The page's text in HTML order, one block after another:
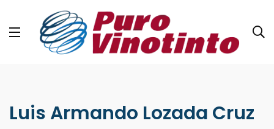
Luis Armando Lozada Cruz